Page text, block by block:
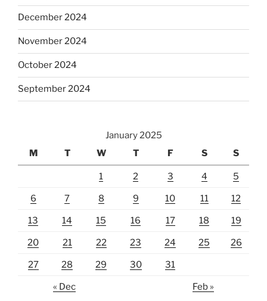
December 2024
November 2024
October 2024
September 2024
January 2025
M
T W T F S S
1 2 3 4 5
6 7 8 9 10 11 12
13 14 15 16 17 18 19
20 21 22 23 24 25 26
27 28 29 30 31
« Dec Feb »